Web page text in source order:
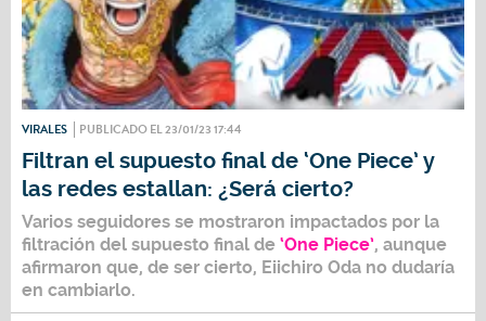
VIRALES PUBLICADO EL 23/01/23 17:44
Filtran el supuesto final de ‘One Piece’ y
las redes estallan: ¿Será cierto?
Varios seguidores se mostraron impactados por la
filtración del supuesto final de ‘One Piece’, aunque
afirmaron que, de ser cierto, Eiichiro Oda no dudaría
en cambiarlo.